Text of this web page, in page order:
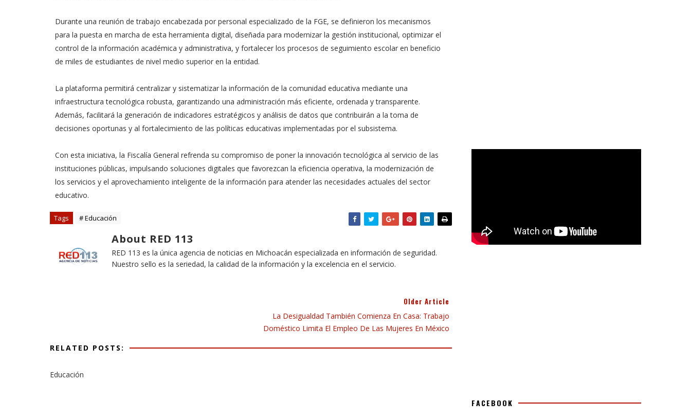
Durante una reunión de trabajo encabezada por personal especializado de la FGE, se definieron los mecanismos
para la puesta en marcha de esta herramienta digital, diseñada para modernizar la gestión institucional, optimizar el
control de la información académica y administrativa, y fortalecer los procesos de seguimiento escolar en beneficio
de miles de estudiantes de nivel medio superior en la entidad.
La plataforma permitirá centralizar y sistematizar la información de la comunidad educativa mediante una
infraestructura tecnológica robusta, garantizando una administración más eficiente, ordenada y transparente.
Además, facilitará la generación de indicadores estratégicos y análisis de datos que contribuirán a la toma de
decisiones oportunas y al fortalecimiento de las políticas educativas implementadas por el subsistema.
Con esta iniciativa, la Fiscalía General refrenda su compromiso de poner la innovación tecnológica al servicio de las
instituciones públicas, impulsando soluciones digitales que favorezcan la eficiencia operativa, la modernización de
los servicios y el aprovechamiento inteligente de la información para atender las necesidades actuales del sector
educativo.
Tags # Educación
About RED 113
RED 113 es la única agencia de noticias en Michoacán especializada en información de seguridad.
Nuestro sello es la seriedad, la calidad de la información y la excelencia en el servicio.
Older Article
La Desigualdad También Comienza En Casa: Trabajo
Doméstico Limita El Empleo De Las Mujeres En México
RELATED POSTS:
Educación
FACEBOOK